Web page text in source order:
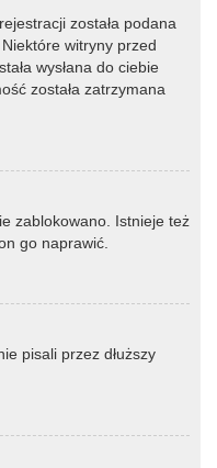
została podana
witryny przed
wysłana do ciebie
została zatrzymana
zablokowano. Istnieje też
go naprawić.
pisali przez dłuższy